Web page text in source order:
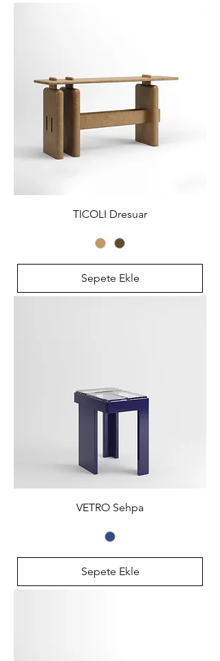
TICOLI Dresuar
Sepete Ekle
VETRO Sehpa
Sepete Ekle